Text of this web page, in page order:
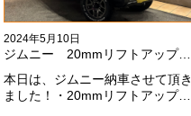
2024年5月10日
ジムニー 20mmリフトアップ納車
本日は、ジムニー納車させて頂き
ました！・20mmリフトアップ・